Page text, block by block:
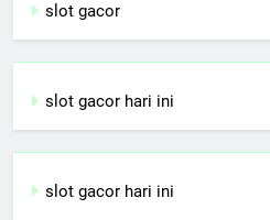
slot gacor
slot gacor hari ini
slot gacor hari ini